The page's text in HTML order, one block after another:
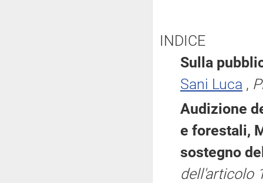
INDICE
Sulla
Sani Luca ,
Audizione
e forestali,
sostegno
dell'articolo